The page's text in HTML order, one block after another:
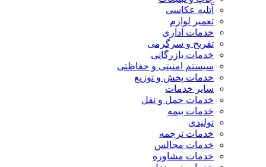
عکاسی
اداری
و سرگرمی
بازرگانی
امنیتی و حفاظتی
پخش و توزیع
خدمات
حمل و نقل
بیمه
ترجمه
مجالس
مشاوره